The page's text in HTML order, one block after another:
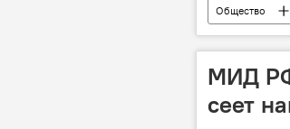
Общество
Союз
МИД
сеет